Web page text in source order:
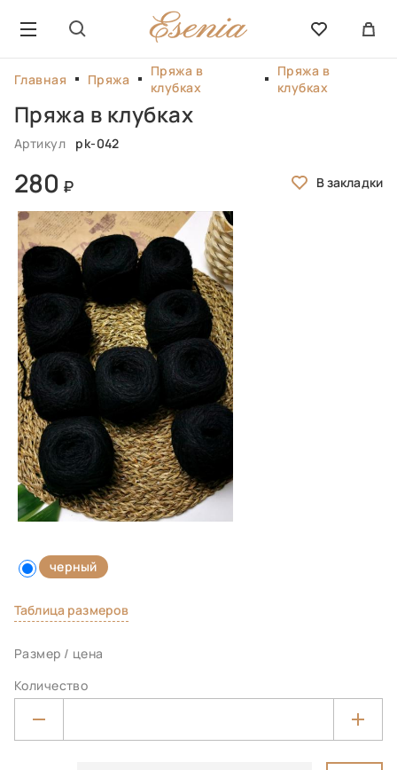
Главная Пряжа
Пряжа в
клубках
Пряжа в
клубках
Пряжа в клубках
Артикул pk-042
280
черный
Таблица размеров
Размер / цена
Количество